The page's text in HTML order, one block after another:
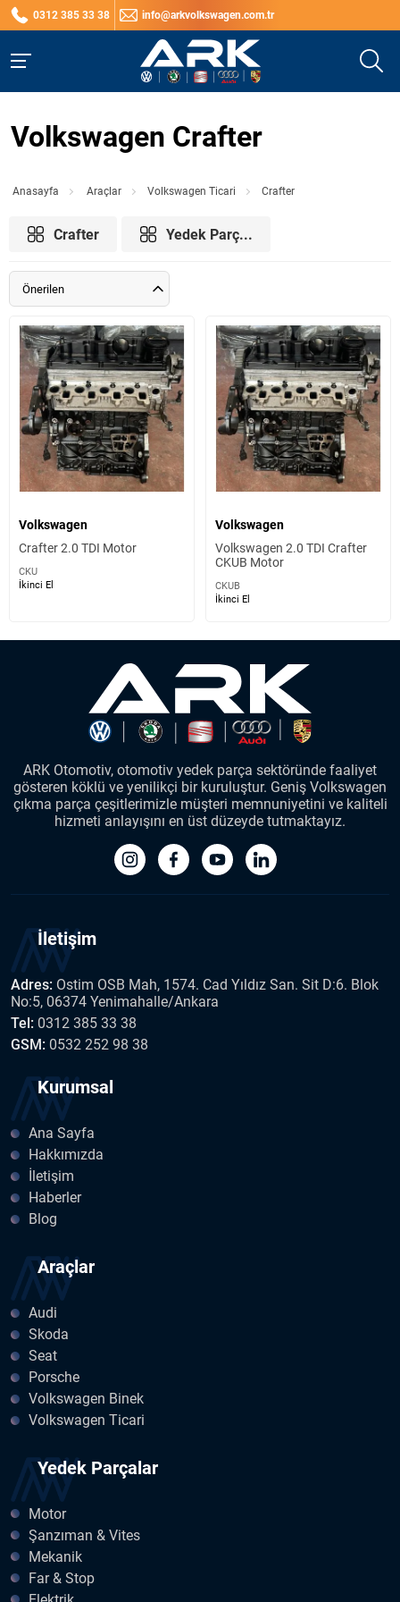
0312 385 33 38 info@arkvolkswagen.com.tr
Volkswagen Crafter
Anasayfa Araçlar Volkswagen Ticari Crafter
Crafter Yedek Parç...
Önerilen
Volkswagen
Crafter 2.0 TDI Motor
CKU
İkinci El
Volkswagen
Volkswagen 2.0 TDI Crafter
CKUB Motor
CKUB
İkinci El
ARK Otomotiv, otomotiv yedek parça sektöründe faaliyet
gösteren köklü ve yenilikçi bir kuruluştur. Geniş Volkswagen
çıkma parça çeşitlerimizle müşteri memnuniyetini ve kaliteli
hizmeti anlayışını en üst düzeyde tutmaktayız.
İletişim
Adres: Ostim OSB Mah, 1574. Cad Yıldız San. Sit D:6. Blok
No:5, 06374 Yenimahalle/Ankara
Tel: 0312 385 33 38
GSM: 0532 252 98 38
Kurumsal
Ana Sayfa
Hakkımızda
İletişim
Haberler
Blog
Araçlar
Audi
Skoda
Seat
Porsche
Volkswagen Binek
Volkswagen Ticari
Yedek Parçalar
Motor
Şanzıman & Vites
Mekanik
Far & Stop